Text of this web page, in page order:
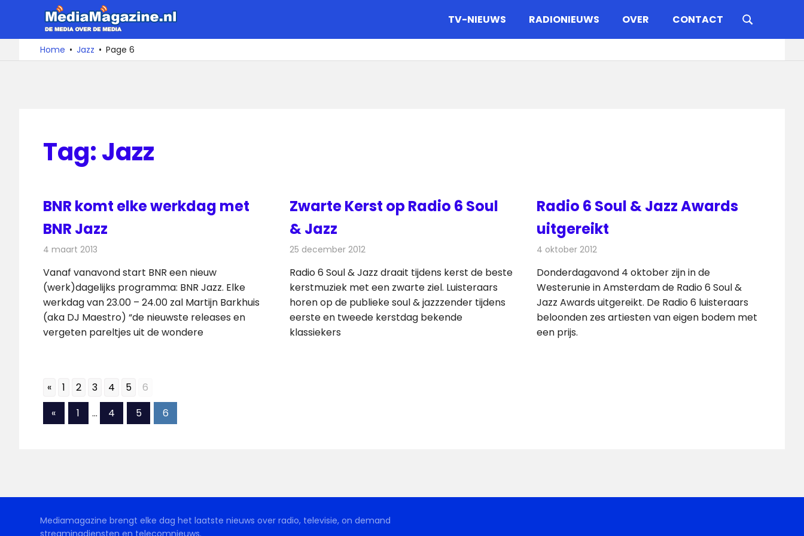
de
De
media
over
TV-NIEUWS RADIONIEUWS OVER CONTACT
Home Jazz Page 6
Tag:Jazz
BNR komt elke werkdag met
BNR Jazz
4 maart 2013
Vanaf vanavond start BNR een nieuw
(werk)dagelijks programma: BNR Jazz. Elke
werkdag van 23.00 – 24.00 zal Martijn Barkhuis
(aka DJ Maestro) “de nieuwste releases en
vergeten pareltjes uit de wondere
Zwarte Kerst op Radio 6 Soul
& Jazz
25 december 2012
Radio 6 Soul & Jazz draait tijdens kerst de beste
kerstmuziek met een zwarte ziel. Luisteraars
horen op de publieke soul & jazzzender tijdens
eerste en tweede kerstdag bekende
klassiekers
Radio 6 Soul & Jazz Awards
uitgereikt
4 oktober 2012Redactie
Radionieuws
Donderdagavond 4 oktober zijn in de
Westerunie in Amsterdam de Radio 6 Soul &
Jazz Awards uitgereikt. De Radio 6 luisteraars
beloonden zes artiesten van eigen bodem met
een prijs.
« 1 2 3 4 5 6
Berichten
«Vorige
berichten
1 … 4 5 6
Mediamagazine brengt elke dag het laatste nieuws over radio, televisie, on demand